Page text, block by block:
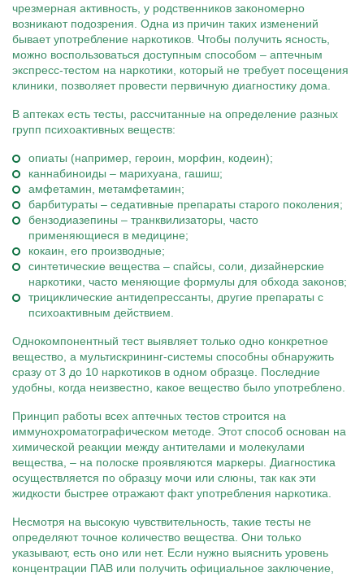
чрезмерная активность, у родственников закономерно
возникают подозрения. Одна из причин таких изменений
бывает употребление наркотиков. Чтобы получить ясность,
можно воспользоваться доступным способом – аптечным
экспресс-тестом на наркотики, который не требует посещения
клиники, позволяет провести первичную диагностику дома.
В аптеках есть тесты, рассчитанные на определение разных
групп психоактивных веществ:
опиаты (например, героин, морфин, кодеин);
каннабиноиды – марихуана, гашиш;
амфетамин, метамфетамин;
барбитураты – седативные препараты старого поколения;
бензодиазепины – транквилизаторы, часто
применяющиеся в медицине;
кокаин, его производные;
синтетические вещества – спайсы, соли, дизайнерские
наркотики, часто меняющие формулы для обхода законов;
трициклические антидепрессанты, другие препараты с
психоактивным действием.
Однокомпонентный тест выявляет только одно конкретное
вещество, а мультискрининг-системы способны обнаружить
сразу от 3 до 10 наркотиков в одном образце. Последние
удобны, когда неизвестно, какое вещество было употреблено.
Принцип работы всех аптечных тестов строится на
иммунохроматографическом методе. Этот способ основан на
химической реакции между антителами и молекулами
вещества, – на полоске проявляются маркеры. Диагностика
осуществляется по образцу мочи или слюны, так как эти
жидкости быстрее отражают факт употребления наркотика.
Несмотря на высокую чувствительность, такие тесты не
определяют точное количество вещества. Они только
указывают, есть оно или нет. Если нужно выяснить уровень
концентрации ПАВ или получить официальное заключение,